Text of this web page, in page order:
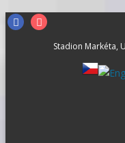
SkipFacebookInstagram
Stadion Markéta,